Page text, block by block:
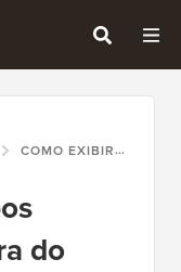
COMO EXIBIR CAMPOS PERSONALIZADOS FORA DO LOOP NO WORDPRESS
do